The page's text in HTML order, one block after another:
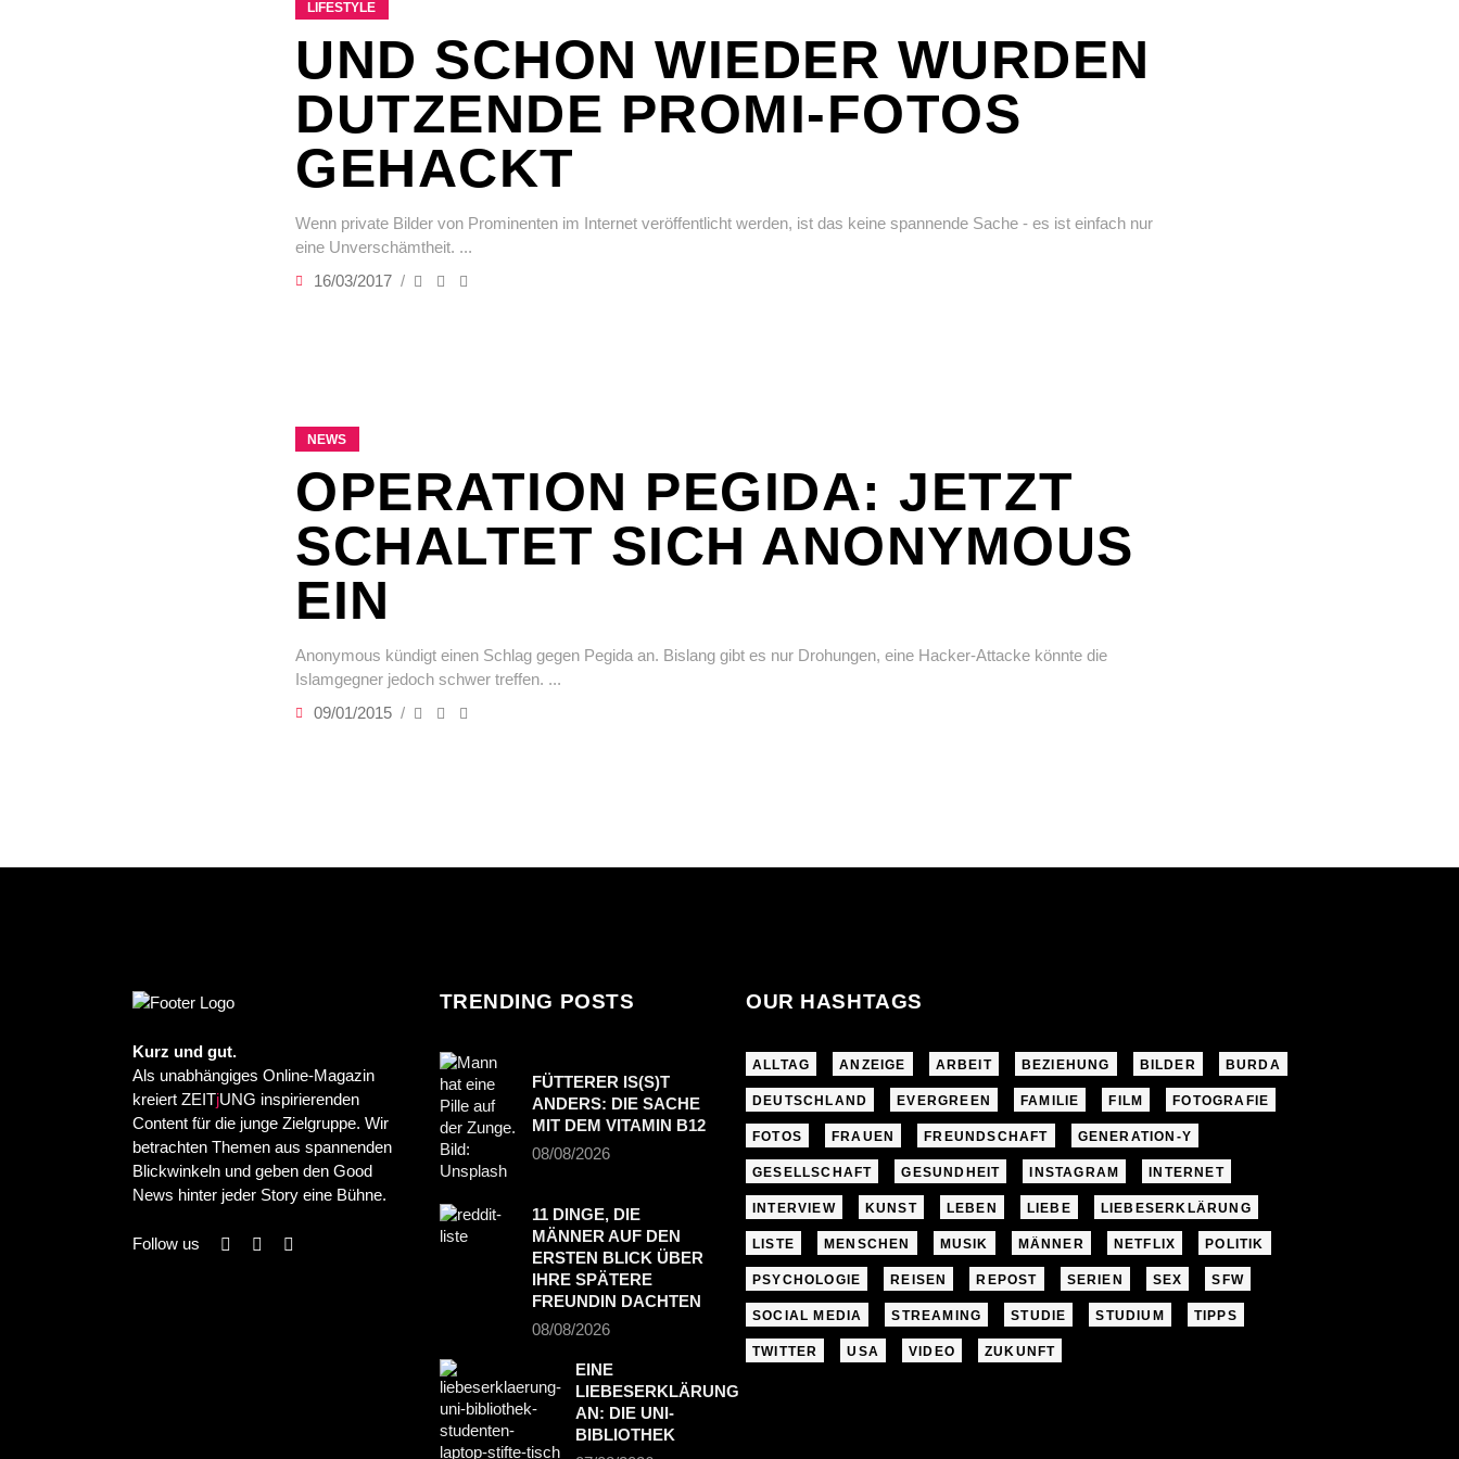
LIFESTYLE
UND SCHON WIEDER WURDEN
DUTZENDE PROMI-FOTOS
GEHACKT
Wenn private Bilder von Prominenten im Internet veröffentlicht werden, ist das keine spannende Sache - es ist einfach nur
eine Unverschämtheit.
16/03/2017
NEWS
OPERATION PEGIDA: JETZT
SCHALTET SICH ANONYMOUS
EIN
Anonymous kündigt einen Schlag gegen Pegida an. Bislang gibt es nur Drohungen, eine Hacker-Attacke könnte die
Islamgegner jedoch schwer treffen.
09/01/2015
Kurz und gut.
Als unabhängiges Online-Magazin
kreiert ZEITjUNG inspirierenden
Content für die junge Zielgruppe. Wir
betrachten Themen aus spannenden
Blickwinkeln und geben den Good
News hinter jeder Story eine Bühne.
Follow us
TRENDING POSTS
FÜTTERER IS(S)T
ANDERS: DIE SACHE
MIT DEM VITAMIN B12
08/08/2026
11 DINGE, DIE
MÄNNER AUF DEN
ERSTEN BLICK ÜBER
IHRE SPÄTERE
FREUNDIN DACHTEN
08/08/2026
EINE
LIEBESERKLÄRUNG
AN: DIE UNI-
BIBLIOTHEK
OUR HASHTAGS
ALLTAG ANZEIGE ARBEIT BEZIEHUNG BILDER BURDA
DEUTSCHLAND EVERGREEN FAMILIE FILM FOTOGRAFIE
FOTOS FRAUEN FREUNDSCHAFT GENERATION-Y
GESELLSCHAFT GESUNDHEIT INSTAGRAM INTERNET
INTERVIEW KUNST LEBEN LIEBE LIEBESERKLÄRUNG
LISTE MENSCHEN MUSIK MÄNNER NETFLIX POLITIK
PSYCHOLOGIE REISEN REPOST SERIEN SEX SFW
SOCIAL MEDIA STREAMING STUDIE STUDIUM TIPPS
TWITTER USA VIDEO ZUKUNFT